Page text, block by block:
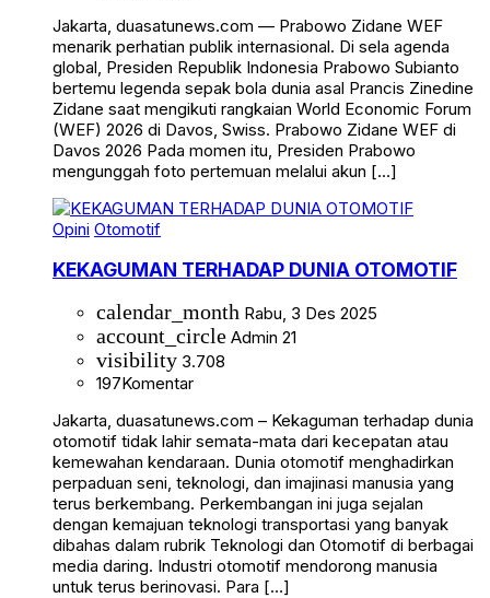
Jakarta, duasatunews.com — Prabowo Zidane WEF
menarik perhatian publik internasional. Di sela agenda
global, Presiden Republik Indonesia Prabowo Subianto
bertemu legenda sepak bola dunia asal Prancis Zinedine
Zidane saat mengikuti rangkaian World Economic Forum
(WEF) 2026 di Davos, Swiss. Prabowo Zidane WEF di
Davos 2026 Pada momen itu, Presiden Prabowo
mengunggah foto pertemuan melalui akun […]
Opini Otomotif
KEKAGUMAN TERHADAP DUNIA OTOMOTIF
calendar_month Rabu, 3 Des 2025
account_circle Admin 21
visibility 3.708
197Komentar
Jakarta, duasatunews.com – Kekaguman terhadap dunia
otomotif tidak lahir semata-mata dari kecepatan atau
kemewahan kendaraan. Dunia otomotif menghadirkan
perpaduan seni, teknologi, dan imajinasi manusia yang
terus berkembang. Perkembangan ini juga sejalan
dengan kemajuan teknologi transportasi yang banyak
dibahas dalam rubrik Teknologi dan Otomotif di berbagai
media daring. Industri otomotif mendorong manusia
untuk terus berinovasi. Para […]